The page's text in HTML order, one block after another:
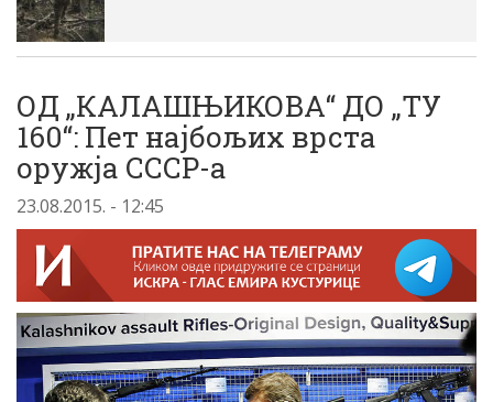
ОД „КАЛАШЊИКОВА“ ДО „ТУ
160“: Пет најбољих врста
оружја СССР-а
23.08.2015. - 12:45